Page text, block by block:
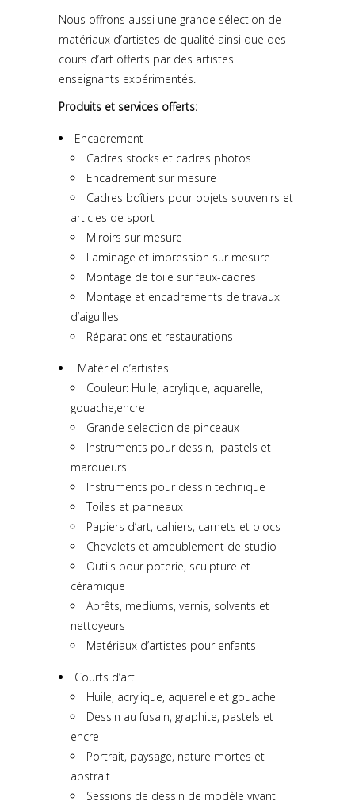
Nous offrons aussi une grande sélection de
matériaux d’artistes de qualité ainsi que des
cours d’art offerts par des artistes
enseignants expérimentés.
Produits et services offerts:
Encadrement
Cadres stocks et cadres photos
Encadrement sur mesure
Cadres boîtiers pour objets souvenirs et
articles de sport
Miroirs sur mesure
Laminage et impression sur mesure
Montage de toile sur faux-cadres
Montage et encadrements de travaux
d’aiguilles
Réparations et restaurations
Matériel d’artistes
Couleur: Huile, acrylique, aquarelle,
gouache,encre
Grande selection de pinceaux
Instruments pour dessin, pastels et
marqueurs
Instruments pour dessin technique
Toiles et panneaux
Papiers d’art, cahiers, carnets et blocs
Chevalets et ameublement de studio
Outils pour poterie, sculpture et
céramique
Aprêts, mediums, vernis, solvents et
nettoyeurs
Matériaux d’artistes pour enfants
Courts d’art
Huile, acrylique, aquarelle et gouache
Dessin au fusain, graphite, pastels et
encre
Portrait, paysage, nature mortes et
abstrait
Sessions de dessin de modèle vivant